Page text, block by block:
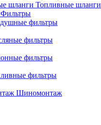
Топливные шланги
Фильтры
Шиномонтаж